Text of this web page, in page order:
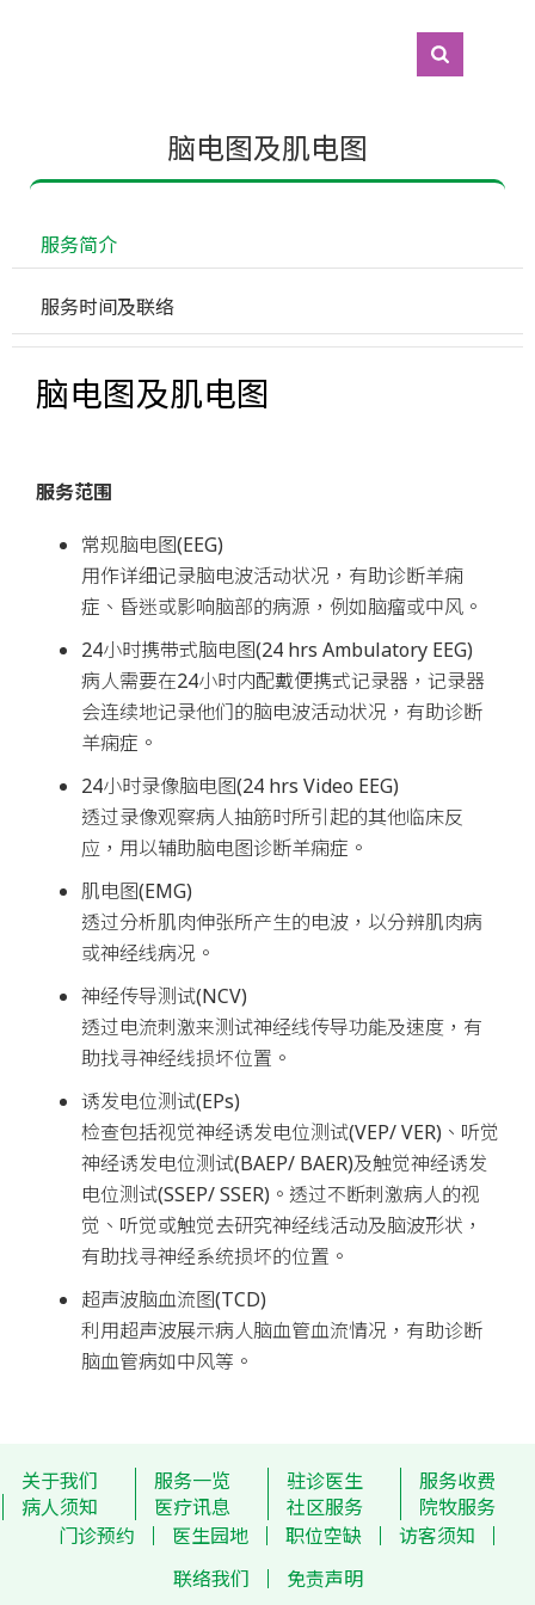
脑电图及肌电图
服务简介
服务时间及联络
脑电图及肌电图
服务范围
常规脑电图(EEG)
用作详细记录脑电波活动状况，有助诊断羊痫
症、昏迷或影响脑部的病源，例如脑瘤或中风。
24小时携带式脑电图(24 hrs Ambulatory EEG)
病人需要在24小时内配戴便携式记录器，记录器
会连续地记录他们的脑电波活动状况，有助诊断
羊痫症。
24小时录像脑电图(24 hrs Video EEG)
透过录像观察病人抽筋时所引起的其他临床反
应，用以辅助脑电图诊断羊痫症。
肌电图(EMG)
透过分析肌肉伸张所产生的电波，以分辨肌肉病
或神经线病况。
神经传导测试(NCV)
透过电流刺激来测试神经线传导功能及速度，有
助找寻神经线损坏位置。
诱发电位测试(EPs)
检查包括视觉神经诱发电位测试(VEP/ VER)、听觉
神经诱发电位测试(BAEP/ BAER)及触觉神经诱发
电位测试(SSEP/ SSER)。透过不断刺激病人的视
觉、听觉或触觉去研究神经线活动及脑波形状，
有助找寻神经系统损坏的位置。
超声波脑血流图(TCD)
利用超声波展示病人脑血管血流情况，有助诊断
脑血管病如中风等。
关于我们 服务一览 驻诊医生
服务收费
病人须知
医疗讯息 社区服务
院牧服务
门诊预约
医生园地 职位空缺
访客须知
联络我们
免责声明